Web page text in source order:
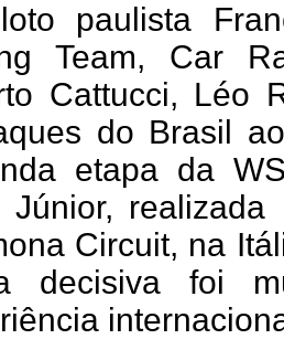
paulista
Team, Car
Cattucci, Léo
do Brasil
etapa da
Júnior,
Circuit, na
decisiva foi